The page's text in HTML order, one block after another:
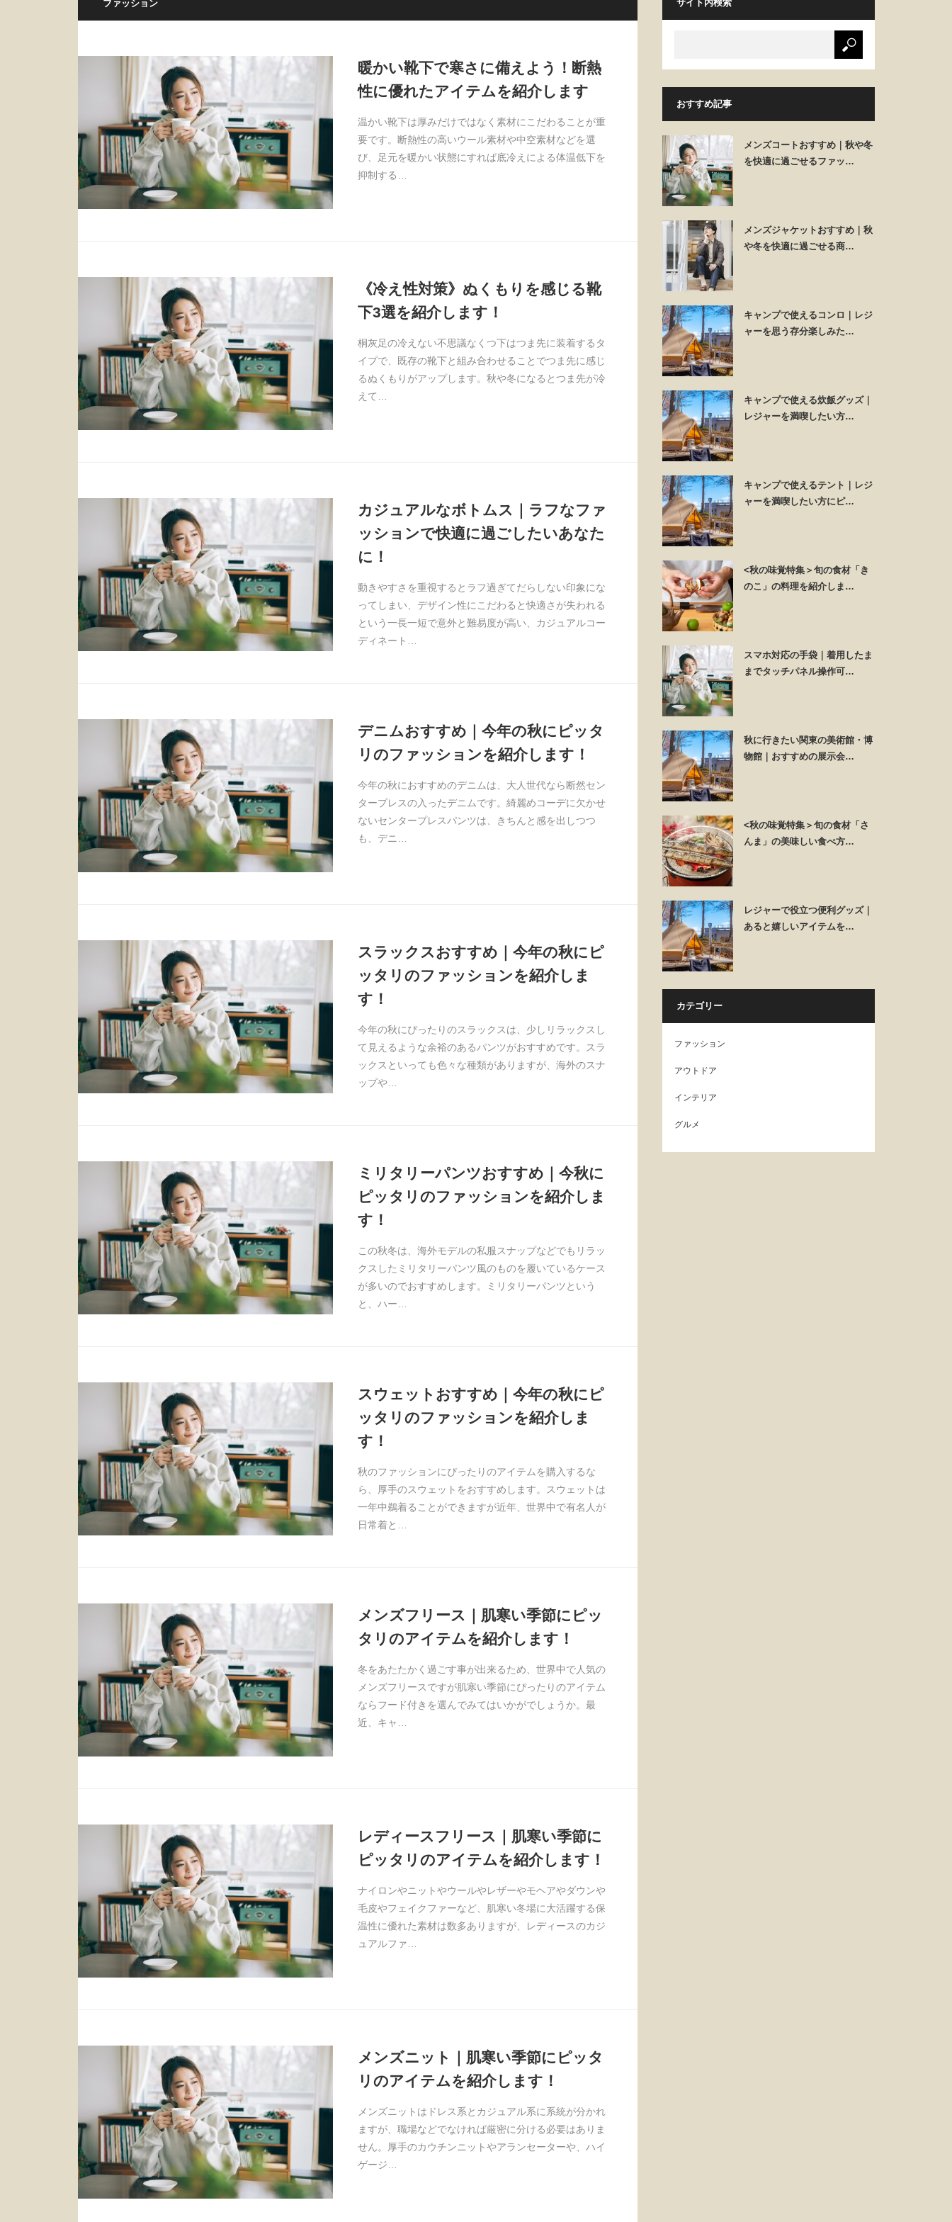
ファッション
暖かい靴下で寒さに備えよう！断熱
性に優れたアイテムを紹介します
温かい靴下は厚みだけではなく素材にこだわることが重
要です。断熱性の高いウール素材や中空素材などを選
び、足元を暖かい状態にすれば底冷えによる体温低下を
抑制する…
《冷え性対策》ぬくもりを感じる靴
下3選を紹介します！
桐灰足の冷えない不思議なくつ下はつま先に装着するタ
イプで、既存の靴下と組み合わせることでつま先に感じ
るぬくもりがアップします。秋や冬になるとつま先が冷
えて…
カジュアルなボトムス｜ラフなファ
ッションで快適に過ごしたいあなた
に！
動きやすさを重視するとラフ過ぎてだらしない印象にな
ってしまい、デザイン性にこだわると快適さが失われる
という一長一短で意外と難易度が高い、カジュアルコー
ディネート…
デニムおすすめ｜今年の秋にピッタ
リのファッションを紹介します！
今年の秋におすすめのデニムは、大人世代なら断然セン
タープレスの入ったデニムです。綺麗めコーデに欠かせ
ないセンタープレスパンツは、きちんと感を出しつつ
も、デニ…
スラックスおすすめ｜今年の秋にピ
ッタリのファッションを紹介しま
す！
今年の秋にぴったりのスラックスは、少しリラックスし
て見えるような余裕のあるパンツがおすすめです。スラ
ックスといっても色々な種類がありますが、海外のスナ
ップや…
ミリタリーパンツおすすめ｜今秋に
ピッタリのファッションを紹介しま
す！
この秋冬は、海外モデルの私服スナップなどでもリラッ
クスしたミリタリーパンツ風のものを履いているケース
が多いのでおすすめします。ミリタリーパンツという
と、ハー…
スウェットおすすめ｜今年の秋にピ
ッタリのファッションを紹介しま
す！
秋のファッションにぴったりのアイテムを購入するな
ら、厚手のスウェットをおすすめします。スウェットは
一年中鵜着ることができますが近年、世界中で有名人が
日常着と…
メンズフリース｜肌寒い季節にピッ
タリのアイテムを紹介します！
冬をあたたかく過ごす事が出来るため、世界中で人気の
メンズフリースですが肌寒い季節にぴったりのアイテム
ならフード付きを選んでみてはいかがでしょうか。最
近、キャ…
レディースフリース｜肌寒い季節に
ピッタリのアイテムを紹介します！
ナイロンやニットやウールやレザーやモヘアやダウンや
毛皮やフェイクファーなど、肌寒い冬場に大活躍する保
温性に優れた素材は数多ありますが、レディースのカジ
ュアルファ…
メンズニット｜肌寒い季節にピッタ
リのアイテムを紹介します！
メンズニットはドレス系とカジュアル系に系統が分かれ
ますが、職場などでなければ厳密に分ける必要はありま
せん。厚手のカウチンニットやアランセーターや、ハイ
ゲージ…
サイト内検索
おすすめ記事
メンズコートおすすめ｜秋や冬
を快適に過ごせるファッ…
メンズジャケットおすすめ｜秋
や冬を快適に過ごせる商…
キャンプで使えるコンロ｜レジ
ャーを思う存分楽しみた…
キャンプで使える炊飯グッズ｜
レジャーを満喫したい方…
キャンプで使えるテント｜レジ
ャーを満喫したい方にピ…
<秋の味覚特集＞旬の食材「き
のこ」の料理を紹介しま…
スマホ対応の手袋｜着用したま
までタッチパネル操作可…
秋に行きたい関東の美術館・博
物館｜おすすめの展示会…
<秋の味覚特集＞旬の食材「さ
んま」の美味しい食べ方…
レジャーで役立つ便利グッズ｜
あると嬉しいアイテムを…
カテゴリー
ファッション
アウトドア
インテリア
グルメ